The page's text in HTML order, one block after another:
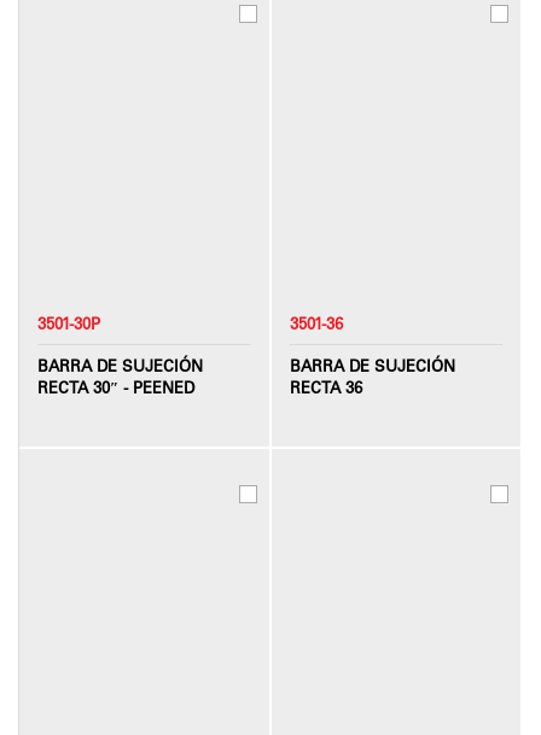
3501-30P
BARRA DE SUJECIÓN
RECTA 30″ - PEENED
3501-36
BARRA DE SUJECIÓN
RECTA 36